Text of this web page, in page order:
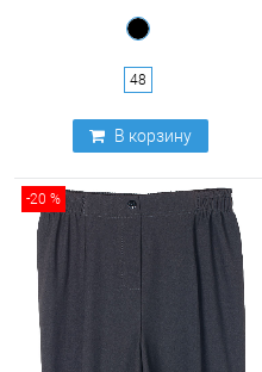
48
В корзину
-20 %